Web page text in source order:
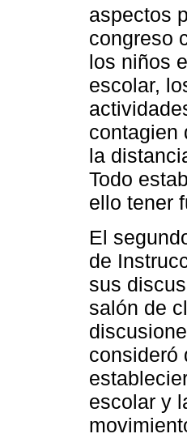
aspectos
congreso
los niños
escolar,
contagien
la
Todo
ello tener
El
de
sus
salón de
consideró
escolar y